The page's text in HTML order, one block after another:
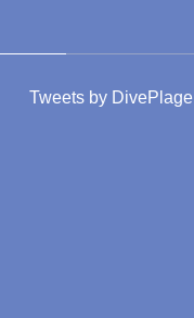
Tweets by DivePlage